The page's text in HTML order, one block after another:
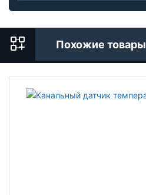
Похожие товары